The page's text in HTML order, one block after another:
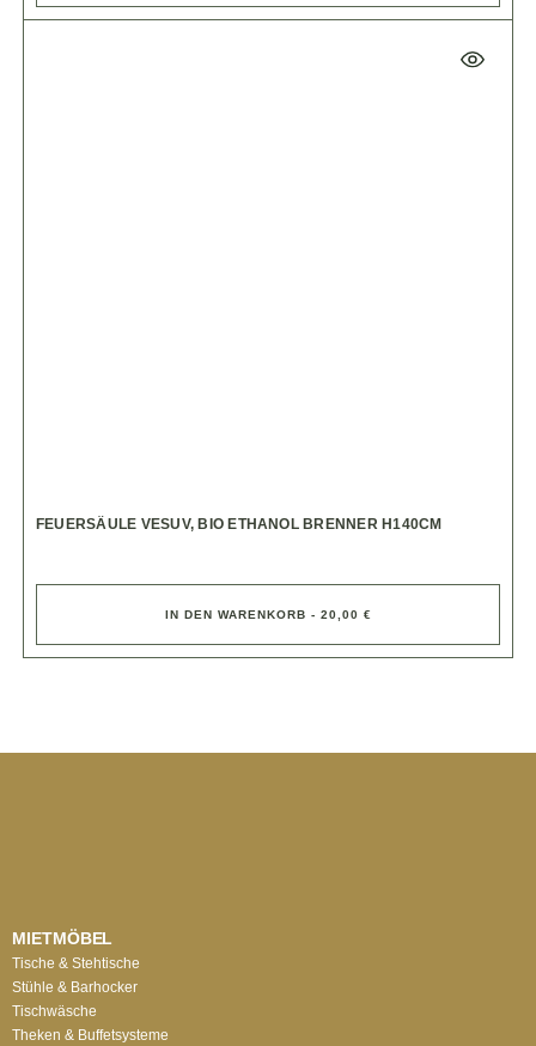
FEUERSÄULE VESUV, BIO ETHANOL BRENNER H140CM
IN DEN WARENKORB - 20,00 €
MIETMÖBEL
Tische & Stehtische
Stühle & Barhocker
Tischwäsche
Theken & Buffetsysteme